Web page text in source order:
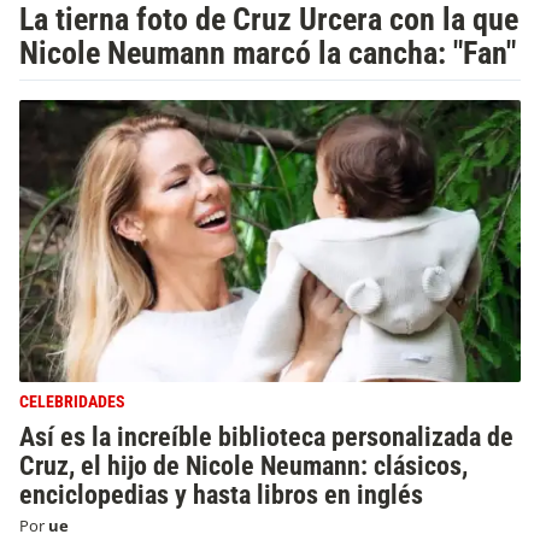
La tierna foto de Cruz Urcera con la que
Nicole Neumann marcó la cancha: "Fan"
CELEBRIDADES
Así es la increíble biblioteca personalizada de
Cruz, el hijo de Nicole Neumann: clásicos,
enciclopedias y hasta libros en inglés
Por ue